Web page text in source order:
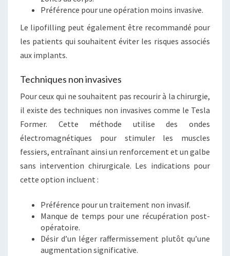
Préférence pour une opération moins invasive.
Le lipofilling peut également être recommandé pour
les patients qui souhaitent éviter les risques associés
aux implants.
Techniques non invasives
Pour ceux qui ne souhaitent pas recourir à la chirurgie,
il existe des techniques non invasives comme le Tesla
Former. Cette méthode utilise des ondes
électromagnétiques pour stimuler les muscles
fessiers, entraînant ainsi un renforcement et un galbe
sans intervention chirurgicale. Les indications pour
cette option incluent :
Préférence pour un traitement non invasif.
Manque de temps pour une récupération post-
opératoire.
Désir d’un léger raffermissement plutôt qu’une
augmentation significative.